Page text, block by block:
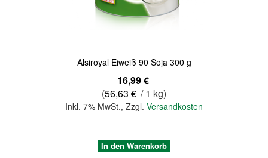
Alsiroyal Eiweiß 90 Soja 300 g
16,99 €
(56,63 € / 1 kg)
Inkl. 7% MwSt., Zzgl. Versandkosten
In den Warenkorb